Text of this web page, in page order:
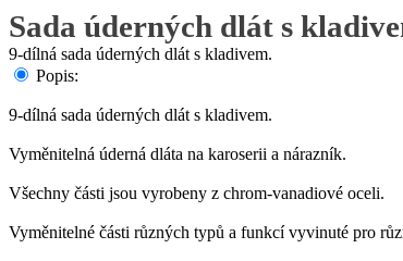
Sada úderných dlát s
9-dílná sada úderných dlát s kladivem.
Popis:
9-dílná sada úderných dlát s kladivem.
Vyměnitelná úderná dláta na karoserii a nárazník.
Všechny části jsou vyrobeny z chrom-vanadiové oceli.
Vyměnitelné části různých typů a funkcí vyvinuté pro